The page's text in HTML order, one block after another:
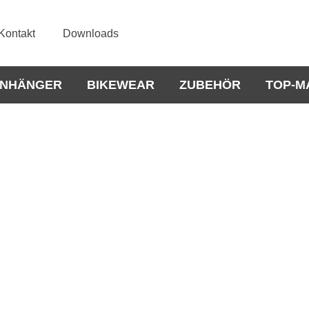
Downloads
BIKEWEAR ZUBEHÖR TOP-